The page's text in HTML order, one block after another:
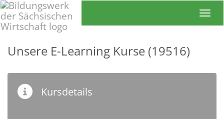
Unsere E-Learning Kurse (19516)
Kursdetails